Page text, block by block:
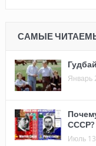
САМЫЕ
Январь
СССР?
Июль